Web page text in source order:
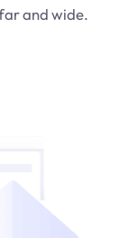
and wide.